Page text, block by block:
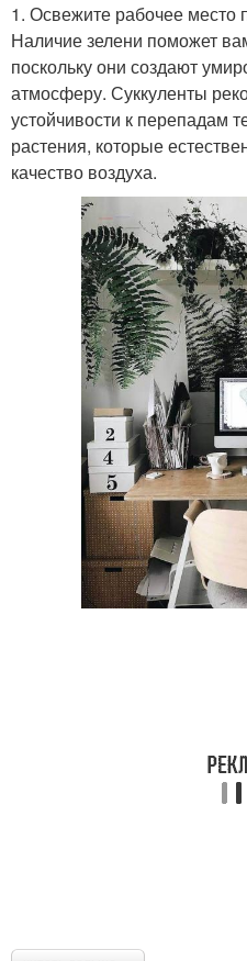
1. Освежите рабочее место
Наличие зелени поможет
поскольку они создают
атмосферу. Суккуленты
устойчивости к перепадам
растения, которые
качество воздуха.